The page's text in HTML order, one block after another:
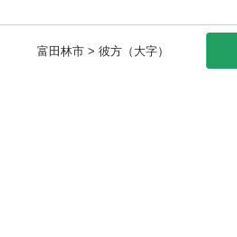
富田林市 > 彼方（大字）